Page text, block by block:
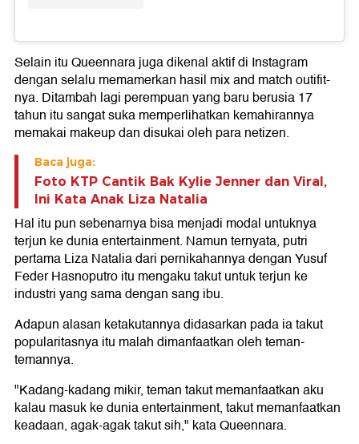
Selain itu Queennara juga dikenal aktif di Instagram
dengan selalu memamerkan hasil mix and match outifit-
nya. Ditambah lagi perempuan yang baru berusia 17
tahun itu sangat suka memperlihatkan kemahirannya
memakai makeup dan disukai oleh para netizen.
Baca juga:
Foto KTP Cantik Bak Kylie Jenner dan Viral,
Ini Kata Anak Liza Natalia
Hal itu pun sebenarnya bisa menjadi modal untuknya
terjun ke dunia entertainment. Namun ternyata, putri
pertama Liza Natalia dari pernikahannya dengan Yusuf
Feder Hasnoputro itu mengaku takut untuk terjun ke
industri yang sama dengan sang ibu.
Adapun alasan ketakutannya didasarkan pada ia takut
popularitasnya itu malah dimanfaatkan oleh teman-
temannya.
"Kadang-kadang mikir, teman takut memanfaatkan aku
kalau masuk ke dunia entertainment, takut memanfaatkan
keadaan, agak-agak takut sih," kata Queennara.